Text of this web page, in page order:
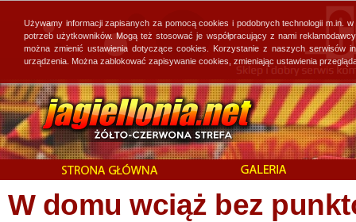
W domu wciąż bez
Używamy informacji zapisanych za pomocą cookies i podobnych technologii
potrzeb użytkowników. Mogą też stosować je współpracujący z nami
można zmienić ustawienia dotyczące cookies. Korzystanie z naszych
urządzenia. Można zablokować zapisywanie cookies, zmieniając ustawienia